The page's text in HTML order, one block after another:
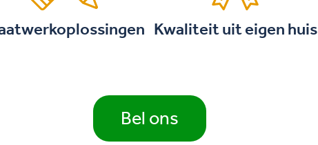
Kwaliteit uit eigen huis
Bel ons